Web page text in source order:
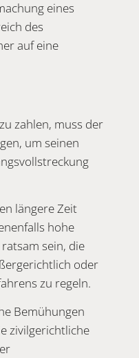
eines
des
auf eine
zahlen, muss der
um seinen
längere Zeit
hohe
sein, die
oder
zu regeln.
Bemühungen
zivilgerichtliche